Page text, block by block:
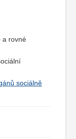
a rovné
sociálně